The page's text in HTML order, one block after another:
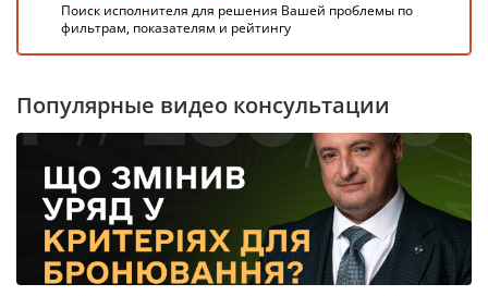
Поиск исполнителя для решения Вашей проблемы по
фильтрам, показателям и рейтингу
Популярные видео консультации